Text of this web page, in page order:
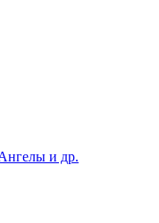
и др.